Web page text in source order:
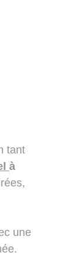
tant
à
une